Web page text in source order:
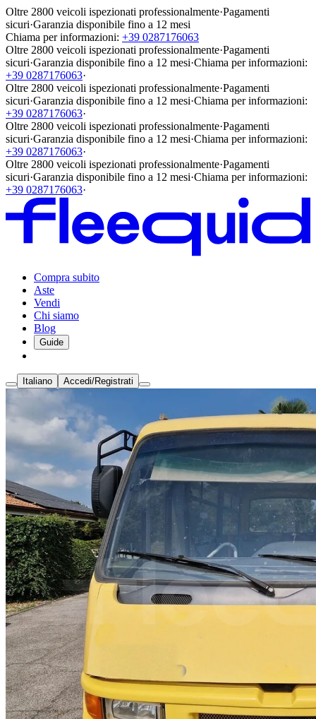
Oltre 2800 veicoli ispezionati professionalmente·Pagamenti
sicuri·Garanzia disponibile fino a 12 mesi
Chiama per informazioni: +39 0287176063
Oltre 2800 veicoli ispezionati professionalmente·Pagamenti
sicuri·Garanzia disponibile fino a 12 mesi·Chiama per informazioni:
+39 0287176063·
Oltre 2800 veicoli ispezionati professionalmente·Pagamenti
sicuri·Garanzia disponibile fino a 12 mesi·Chiama per informazioni:
+39 0287176063·
Oltre 2800 veicoli ispezionati professionalmente·Pagamenti
sicuri·Garanzia disponibile fino a 12 mesi·Chiama per informazioni:
+39 0287176063·
Oltre 2800 veicoli ispezionati professionalmente·Pagamenti
sicuri·Garanzia disponibile fino a 12 mesi·Chiama per informazioni:
+39 0287176063·
Compra subito
Aste
Vendi
Chi siamo
Blog
Guide
Italiano Accedi/Registrati